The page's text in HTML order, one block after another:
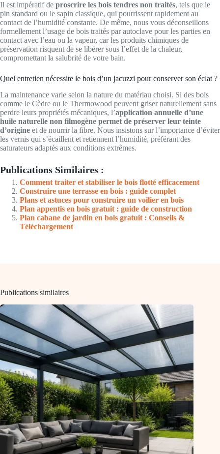
Il est impératif de proscrire les bois tendres non traités, tels que le
pin standard ou le sapin classique, qui pourrissent rapidement au
contact de l’humidité constante. De même, nous vous déconseillons
formellement l’usage de bois traités par autoclave pour les parties en
contact avec l’eau ou la vapeur, car les produits chimiques de
préservation risquent de se libérer sous l’effet de la chaleur,
compromettant la salubrité de votre bain.
Quel entretien nécessite le bois d’un jacuzzi pour conserver son éclat ?
La maintenance varie selon la nature du matériau choisi. Si des bois
comme le Cèdre ou le Thermowood peuvent griser naturellement sans
perdre leurs propriétés mécaniques, l’application annuelle d’une
huile naturelle non filmogène permet de préserver leur teinte
d’origine et de nourrir la fibre. Nous insistons sur l’importance d’éviter
les vernis qui s’écaillent et retiennent l’humidité, préférant des
saturateurs adaptés aux conditions extrêmes.
Publications Similaires :
Comment traiter et stabiliser le bois flotté efficacement
Construire une terrasse en bois : guide complet
Plans et astuces pour construire un voilier en bois
Plan appentis en bois gratuit : guide de construction
Plan cabane de jardin en bois gratuit : Conseils &
Téléchargement
Publications similaires